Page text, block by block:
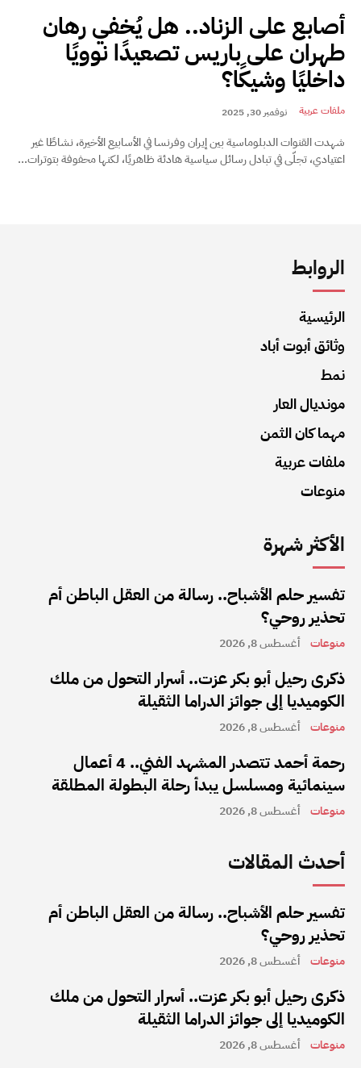
أصابع على الزناد.. هل يُخفي رهان
طهران على باريس تصعيدًا نوويًا
داخليًا وشيكًا؟
ملفات عربية نوفمبر 30, 2025
شهدت القنوات الدبلوماسية بين إيران وفرنسا في الأسابيع الأخيرة، نشاطًا غير
اعتيادي، تجلّى في تبادل رسائل سياسية هادئة ظاهريًا، لكنها محفوفة بتوترات...
الروابط
الرئيسية
وثائق أبوت أباد
نمط
مونديال العار
مهما كان الثمن
ملفات عربية
منوعات
الأكثر شهرة
تفسير حلم الأشباح.. رسالة من العقل الباطن أم
تحذير روحي؟
منوعات أغسطس 8, 2026
ذكرى رحيل أبو بكر عزت.. أسرار التحول من ملك
الكوميديا إلى جوائز الدراما الثقيلة
منوعات أغسطس 8, 2026
رحمة أحمد تتصدر المشهد الفني.. 4 أعمال
سينمائية ومسلسل يبدأ رحلة البطولة المطلقة
منوعات أغسطس 8, 2026
أحدث المقالات
تفسير حلم الأشباح.. رسالة من العقل الباطن أم
تحذير روحي؟
منوعات أغسطس 8, 2026
ذكرى رحيل أبو بكر عزت.. أسرار التحول من ملك
الكوميديا إلى جوائز الدراما الثقيلة
منوعات أغسطس 8, 2026